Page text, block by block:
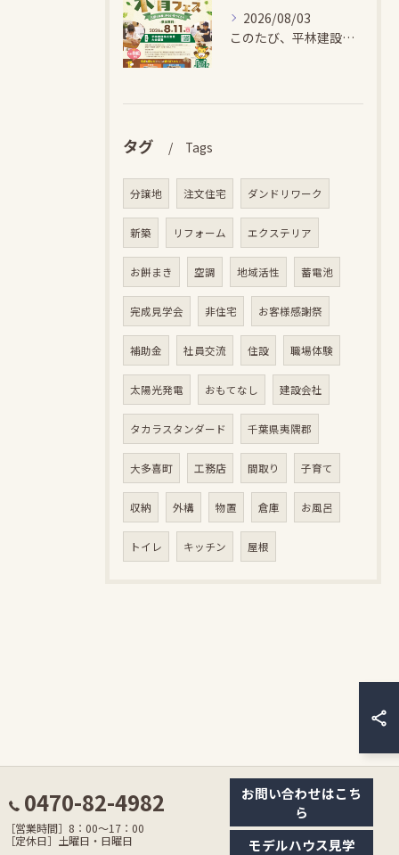
2026/08/03
このたび、平林建設では、お子さまが木とふれあい・木について学...
タグ Tags
分譲地 注文住宅 ダンドリワーク
新築 リフォーム エクステリア
お餅まき 空調 地域活性 蓄電池
完成見学会 非住宅 お客様感謝祭
補助金 社員交流 住設 職場体験
太陽光発電 おもてなし 建設会社
タカラスタンダード 千葉県夷隅郡
大多喜町 工務店 間取り 子育て
収納 外構 物置 倉庫 お風呂
トイレ キッチン 屋根
0470-82-4982
［営業時間］8：00〜17：00
［定休日］土曜日・日曜日
お問い合わせはこち
ら
モデルハウス見学